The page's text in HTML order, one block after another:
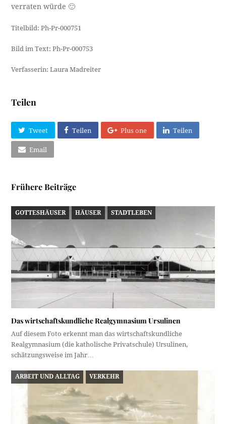
verraten würde 🙂
Titelbild: Ph-Pr-000751
Bild im Text: Ph-Pr-000753
Verfasserin: Laura Madreiter
Teilen
Tweet Teilen Plus one Teilen
Email
Frühere Beiträge
GOTTESHÄUSER HÄUSER STADTLEBEN
Das wirtschaftskundliche Realgymnasium Ursulinen
Auf diesem Foto erkennt man das wirtschaftskundliche
Realgymnasium (die katholische Privatschule) Ursulinen,
schätzungsweise im Jahr…
ARBEIT UND ALLTAG VERKEHR